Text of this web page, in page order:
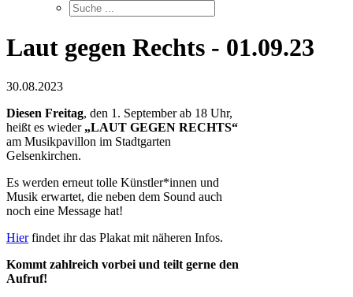
Laut gegen Rechts - 01.09.23
30.08.2023
Diesen Freitag, den 1. September ab 18 Uhr,
heißt es wieder „LAUT GEGEN RECHTS“
am Musikpavillon im Stadtgarten
Gelsenkirchen.
Es werden erneut tolle Künstler*innen und
Musik erwartet, die neben dem Sound auch
noch eine Message hat!
Hierfindet ihr das Plakat mit näheren Infos.
Kommt zahlreich vorbei und teilt gerne den
Aufruf!